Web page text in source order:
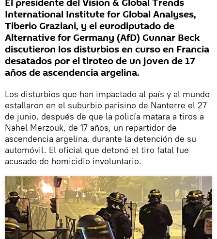
El presidente del Vision & Global Trends
International Institute for Global Analyses,
Tiberio Graziani, y el eurodiputado de
Alternative for Germany (AfD) Gunnar Beck
discutieron los disturbios en curso en Francia
desatados por el tiroteo de un joven de 17
años de ascendencia argelina.
Los disturbios que han impactado al país y al mundo
estallaron en el suburbio parisino de Nanterre el 27
de junio, después de que la policía matara a tiros a
Nahel Merzouk, de 17 años, un repartidor de
ascendencia argelina, durante la detención de su
automóvil. El oficial que detonó el tiro fatal fue
acusado de homicidio involuntario.